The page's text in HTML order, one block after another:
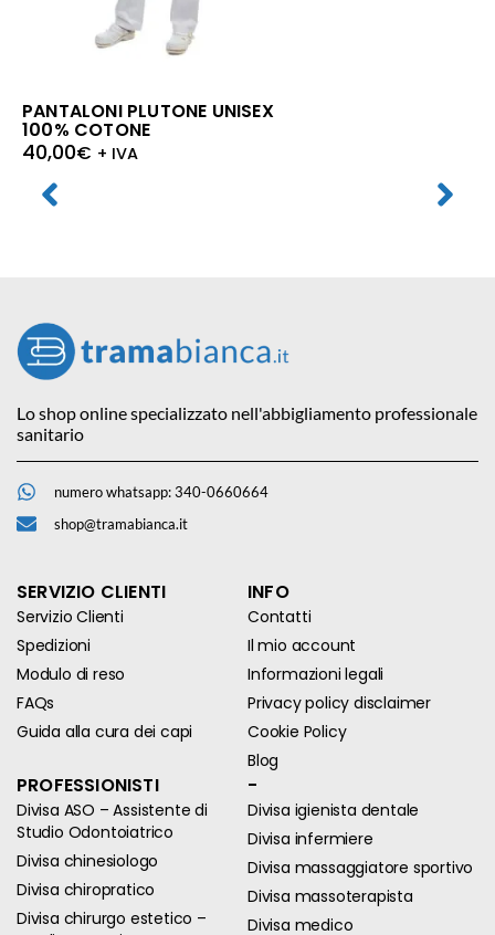
PANTALONI PLUTONE UNISEX
100% COTONE
40,00€ + IVA
Lo shop online specializzato nell'abbigliamento professionale
sanitario
numero whatsapp: 340-0660664
shop@tramabianca.it
SERVIZIO CLIENTI
Servizio Clienti
Spedizioni
Modulo di reso
FAQs
Guida alla cura dei capi
INFO
Contatti
Il mio account
Informazioni legali
Privacy policy disclaimer
Cookie Policy
Blog
PROFESSIONISTI
Divisa ASO – Assistente di
Studio Odontoiatrico
Divisa chinesiologo
Divisa chiropratico
Divisa chirurgo estetico –
-
Divisa igienista dentale
Divisa infermiere
Divisa massaggiatore sportivo
Divisa massoterapista
Divisa medico